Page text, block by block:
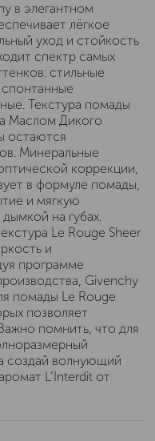
в элегантном
лёгкое
уход и стойкость
спектр самых
стильные
Текстура помады
Маслом Дикого
остаются
Минеральные
коррекции,
в формуле помады,
и мягкую
на губах.
Le Rouge Sheer
и
программе
Givenchy
помады Le Rouge
позволяет
помнить, что для
создай волнующий
L’Interdit от